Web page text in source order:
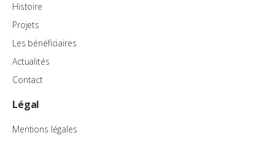
Histoire
Projets
Les bénéficiaires
Actualités
Contact
Légal
Mentions légales